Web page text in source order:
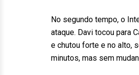
No segundo tempo, o
ataque. Davi tocou para
e chutou forte e no alto,
minutos, mas sem